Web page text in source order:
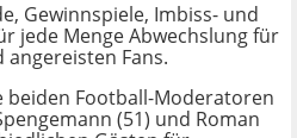
Gewinnspiele, Imbiss- und
jede Menge Abwechslung für
angereisten Fans.
beiden Football-Moderatoren
(51) und Roman